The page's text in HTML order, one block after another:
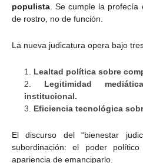
populista . Se cumple la
de rostro, no de función.
La nueva judicatura opera bajo
Lealtad política sobre
Legitimidad
institucional.
Eficiencia tecnológica
El discurso del “bienestar
subordinación: el poder
apariencia de emanciparlo.